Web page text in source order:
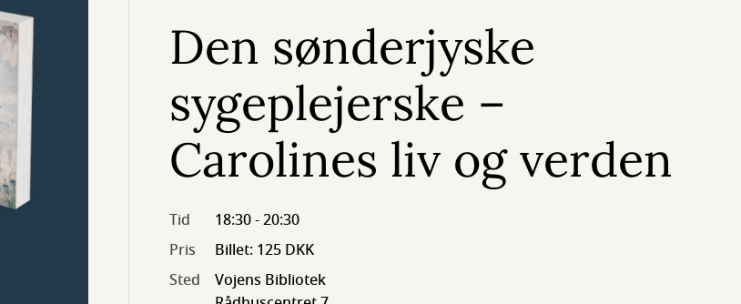
Den sønderjyske
sygeplejerske –
Carolines liv og verden
Tid
18:30 - 20:30
Pris
Billet: 125 DKK
Sted
Vojens Bibliotek